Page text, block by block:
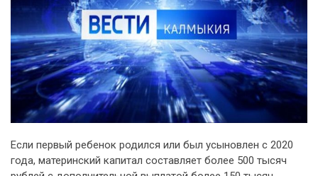
Если первый ребенок родился или был усыновлен с 2020
года, материнский капитал составляет более 500 тысяч